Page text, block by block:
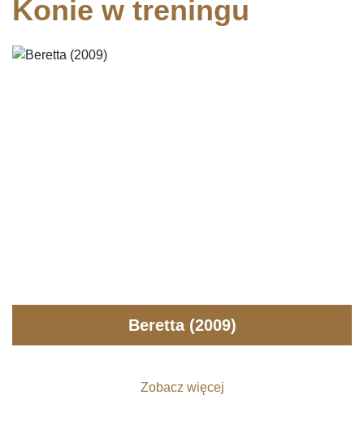
Konie w treningu
Beretta (2009)
Zobacz więcej